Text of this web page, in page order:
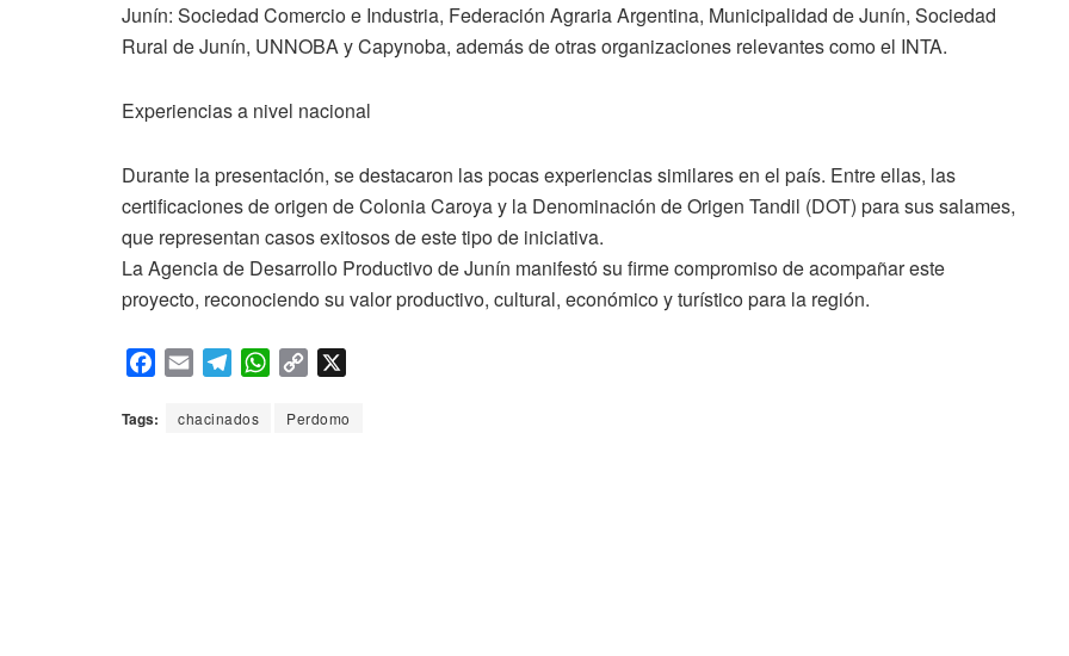
Junín: Sociedad Comercio e Industria, Federación Agraria Argentina, Municipalidad de Junín, Sociedad
Rural de Junín, UNNOBA y Capynoba, además de otras organizaciones relevantes como el INTA.
Experiencias a nivel nacional
Durante la presentación, se destacaron las pocas experiencias similares en el país. Entre ellas, las
certificaciones de origen de Colonia Caroya y la Denominación de Origen Tandil (DOT) para sus salames,
que representan casos exitosos de este tipo de iniciativa.
La Agencia de Desarrollo Productivo de Junín manifestó su firme compromiso de acompañar este
proyecto, reconociendo su valor productivo, cultural, económico y turístico para la región.
c
a
l
W
p
Tags: chacinados Perdomo